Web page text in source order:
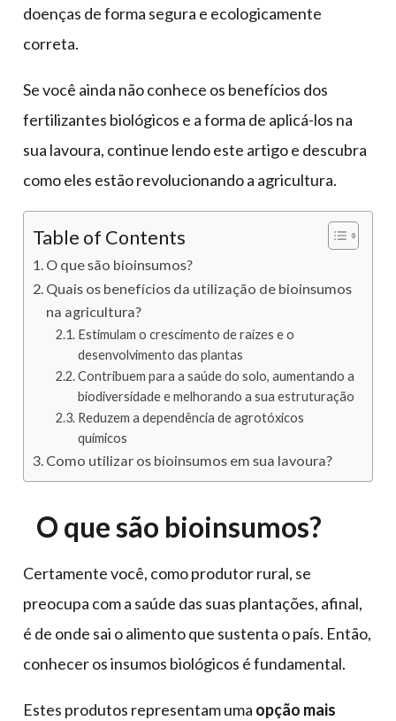
doenças de forma segura e ecologicamente
correta.
Se você ainda não conhece os benefícios dos
fertilizantes biológicos e a forma de aplicá-los na
sua lavoura, continue lendo este artigo e descubra
como eles estão revolucionando a agricultura.
Table of Contents
O que são bioinsumos?
Quais os benefícios da utilização de bioinsumos
na agricultura?
Estimulam o crescimento de raízes e o
desenvolvimento das plantas
Contribuem para a saúde do solo, aumentando a
biodiversidade e melhorando a sua estruturação
Reduzem a dependência de agrotóxicos
químicos
Como utilizar os bioinsumos em sua lavoura?
O que são bioinsumos?
Certamente você, como produtor rural, se
preocupa com a saúde das suas plantações, afinal,
é de onde sai o alimento que sustenta o país. Então,
conhecer os insumos biológicos é fundamental.
Estes produtos representam uma opção mais